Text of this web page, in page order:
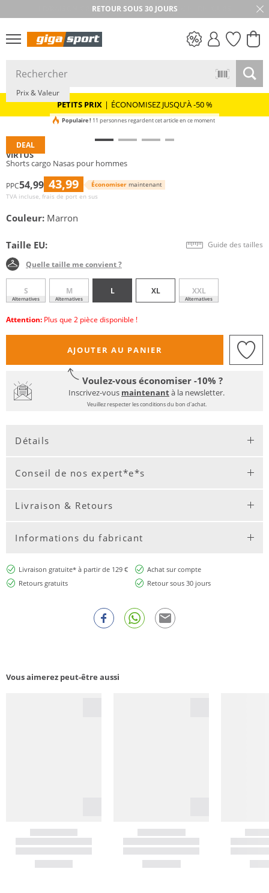
RETOUR SOUS 30 JOURS
PETITS PRIX
PETITS PRIX | ÉCONOMISEZ JUSQU'À -50 %
DEAL
Prix & Valeur
Populaire ! 11 personnes regardent cet article en ce moment
VIRTUS
Shorts cargo Nasas pour hommes
PPC54,99 43,99 Économiser maintenant
TVA incluse, frais de port en sus
Couleur: Marron
Taille EU: Guide des tailles
Quelle taille me convient ?
S
Alternatives
M
Alternatives
L XL XXL
Alternatives
Attention: Plus que 2 pièce disponible !
AJOUTER AU PANIER
Voulez-vous économiser -10% ?
Inscrivez-vous maintenantà la newsletter.
Veuillez respecter les conditions du bon d'achat.
Détails
Conseil de nos expert*e*s
Livraison & Retours
Informations du fabricant
Livraison gratuite* à partir de 129 €
Achat sur compte
Retours gratuits
Retour sous 30 jours
Vous aimerez peut-être aussi